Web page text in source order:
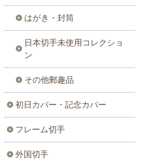
はがき・封筒
日本切手未使用コレクショ
ン
その他郵趣品
初日カバー・記念カバー
フレーム切手
外国切手